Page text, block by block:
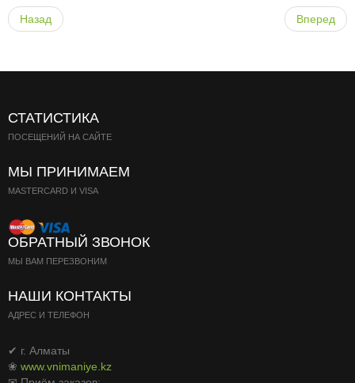
Назад Вперед
СТАТИСТИКА
ПОСЕЩЕНИЙ НА САЙТЕ
МЫ ПРИНИМАЕМ
MASTERCARD И VISA
ОБРАТНЫЙ ЗВОНОК
МЫ ВАМ ПЕРЕЗВОНИМ
НАШИ КОНТАКТЫ
АДРЕС И ТЕЛЕФОН
✔ г. Алматы
❀ www.vnimaniye.kz
Гарниры